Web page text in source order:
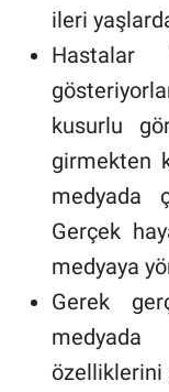
ileri
Hastalar
kusurlu
girmekten
medyada
Gerçek
medyaya
Gerek
özelliklerini